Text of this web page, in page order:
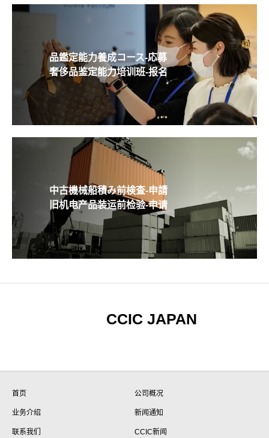
品鑑定能力養成コース-応募
奢侈品鉴定能力培训班-报名
中古機械船積み前検査-申請
旧机电产品装运前检验-申请
CCIC JAPAN
首页 公司概况
业务介绍 新闻通知
联系我们 CCIC新闻